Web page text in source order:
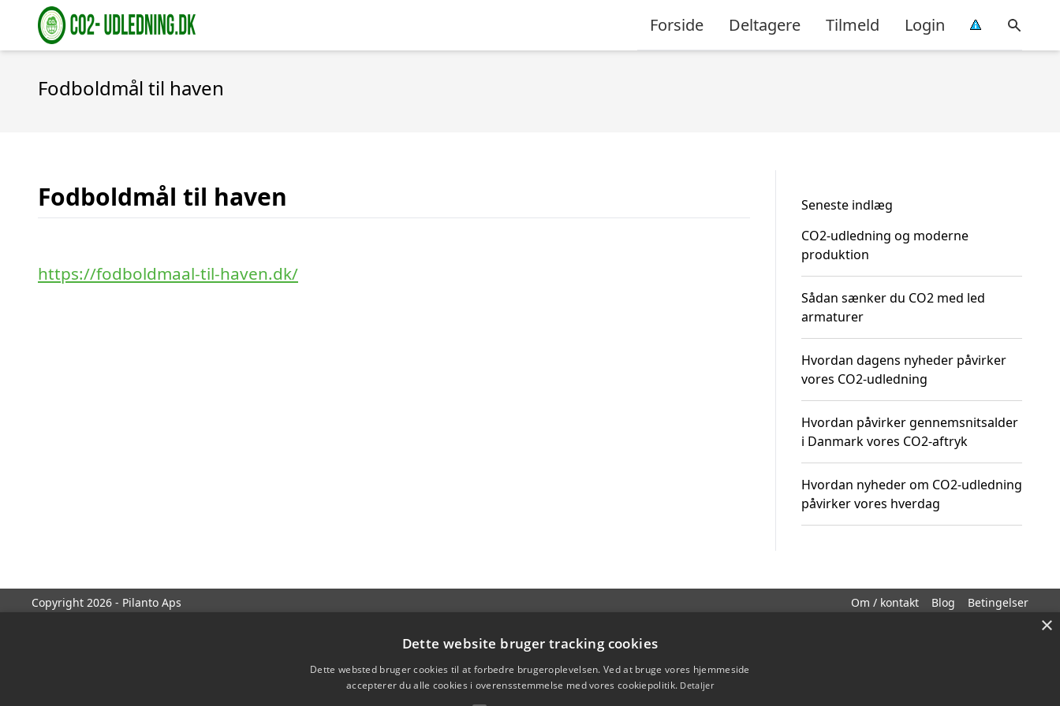
Forside Deltagere Tilmeld Login
Fodboldmål til haven
Fodboldmål til haven
https://fodboldmaal-til-haven.dk/
Seneste indlæg
CO2-udledning og moderne
produktion
Sådan sænker du CO2 med led
armaturer
Hvordan dagens nyheder påvirker
vores CO2-udledning
Hvordan påvirker gennemsnitsalder
i Danmark vores CO2-aftryk
Hvordan nyheder om CO2-udledning
påvirker vores hverdag
Copyright 2026 - Pilanto Aps Om / kontakt Blog Betingelser
×
Dette website bruger tracking cookies
Dette websted bruger cookies til at forbedre brugeroplevelsen. Ved at bruge vores hjemmeside
accepterer du alle cookies i overensstemmelse med vores cookiepolitik. Detaljer